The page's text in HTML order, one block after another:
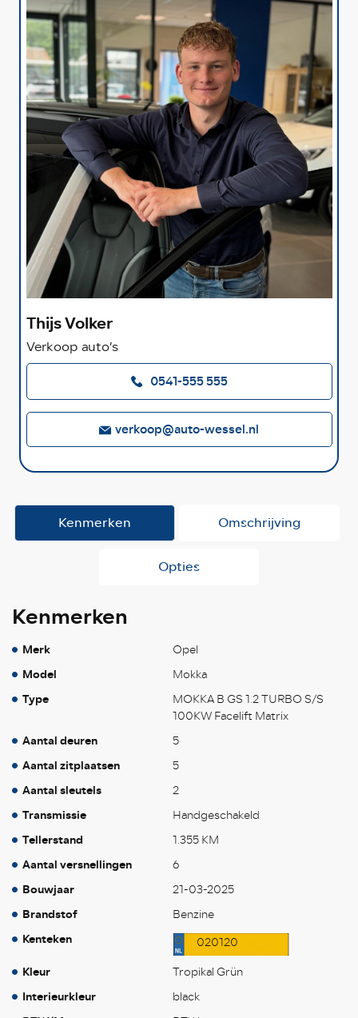
Thijs Volker
Verkoop auto’s
0541-555 555
verkoop@auto-wessel.nl
Kenmerken Omschrijving
Opties
Kenmerken
Merk Opel
Model Mokka
Type
MOKKA B GS 1.2 TURBO S/S
100KW Facelift Matrix
Aantal deuren 5
Aantal zitplaatsen 5
Aantal sleutels 2
Transmissie Handgeschakeld
Tellerstand 1.355 KM
Aantal versnellingen 6
Bouwjaar 21-03-2025
Brandstof Benzine
Kenteken 020120
Kleur Tropikal Grün
Interieurkleur black